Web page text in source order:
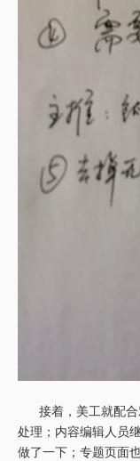
接着，美工就配合
处理；内容编辑人员
做了一下；专题页面